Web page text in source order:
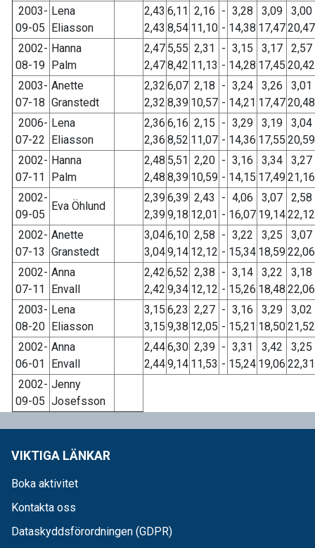
2003-
09-05
Lena
Eliasson
2,43
2,43
6,11
8,54
2,16
11,10
-
-
3,28
14,38
3,09
17,47
3,00
20,47
2002-
08-19
Hanna
Palm
2,47
2,47
5,55
8,42
2,31
11,13
-
-
3,15
14,28
3,17
17,45
2,57
20,42
2003-
07-18
Anette
Granstedt
2,32
2,32
6,07
8,39
2,18
10,57
-
-
3,24
14,21
3,26
17,47
3,01
20,48
2006-
07-22
Lena
Eliasson
2,36
2,36
6,16
8,52
2,15
11,07
-
-
3,29
14,36
3,19
17,55
3,04
20,59
2002-
07-11
Hanna
Palm
2,48
2,48
5,51
8,39
2,20
10,59
-
-
3,16
14,15
3,34
17,49
3,27
21,16
2002-
09-05
Eva Öhlund
2,39
2,39
6,39
9,18
2,43
12,01
-
-
4,06
16,07
3,07
19,14
2,58
22,12
2002-
07-13
Anette
Granstedt
3,04
3,04
6,10
9,14
2,58
12,12
-
-
3,22
15,34
3,25
18,59
3,07
22,06
2002-
07-11
Anna
Envall
2,42
2,42
6,52
9,34
2,38
12,12
-
-
3,14
15,26
3,22
18,48
3,18
22,06
2003-
08-20
Lena
Eliasson
3,15
3,15
6,23
9,38
2,27
12,05
-
-
3,16
15,21
3,29
18,50
3,02
21,52
2002-
06-01
Anna
Envall
2,44
2,44
6,30
9,14
2,39
11,53
-
-
3,31
15,24
3,42
19,06
3,25
22,31
2002-
09-05
Jenny
Josefsson
VIKTIGA LÄNKAR
Boka aktivitet
Kontakta oss
Dataskyddsförordningen (GDPR)